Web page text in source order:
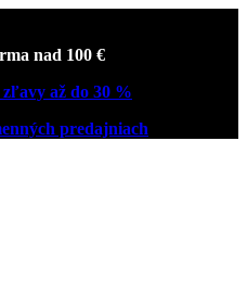
nad 100 €
až do 30 %
predajniach